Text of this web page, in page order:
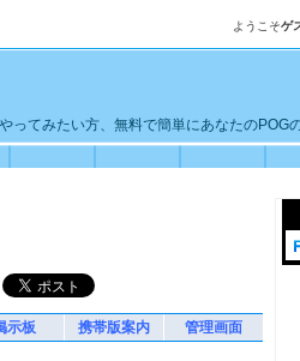
ようこそゲ
てみたい方、無料で簡単にあなたのPOG
示板 携帯版案内
管理画面